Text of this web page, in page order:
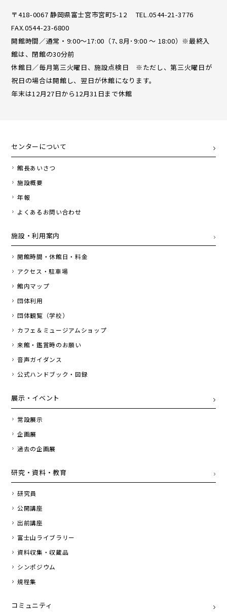
〒418-0067 静岡県富士宮市宮町5-12 TEL.0544-21-3776
FAX.0544-23-6800
開館時間／通常・9:00〜17:00（7､8月･9:00 ～ 18:00）※最終入
館は、閉館の30分前
休館日／毎月第三火曜日、施設点検日 ※ただし、第三火曜日が
祝日の場合は開館し、翌日が休館になります。
年末は12月27日から12月31日まで休館
センターについて
館長あいさつ
施設概要
年報
よくあるお問い合わせ
施設・利用案内
開館時間・休館日・料金
アクセス・駐車場
館内マップ
団体利用
団体観覧（学校）
カフェ＆ミュージアムショップ
来館・鑑賞時のお願い
音声ガイダンス
公式ハンドブック・図録
展示・イベント
常設展示
企画展
過去の企画展
研究・資料・教育
研究員
公開講座
出前講座
富士山ライブラリー
資料収集・収蔵品
シンポジウム
規程集
コミュニティ